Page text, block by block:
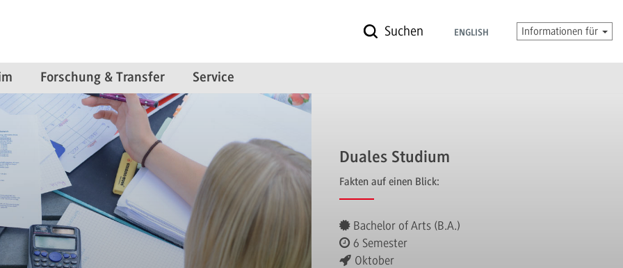
Suchen ENGLISH Informationen für
Forschung & Transfer Service
Duales Studium
Fakten auf einen Blick:
Bachelor of Arts (B.A.)
6 Semester
Oktober